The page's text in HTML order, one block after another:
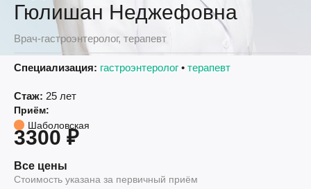
Гюлишан Неджефовна
Врач-гастроэнтеролог, терапевт
Специализация: гастроэнтеролог • терапевт
Стаж: 25 лет
Приём:
Шаболовская
3300 ₽
Все цены
Стоимость указана за первичный приём